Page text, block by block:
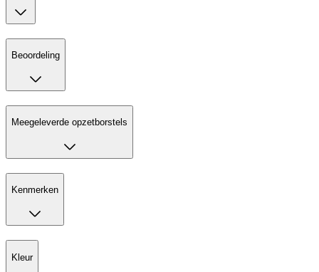
Beoordeling
Meegeleverde opzetborstels
Kenmerken
Kleur